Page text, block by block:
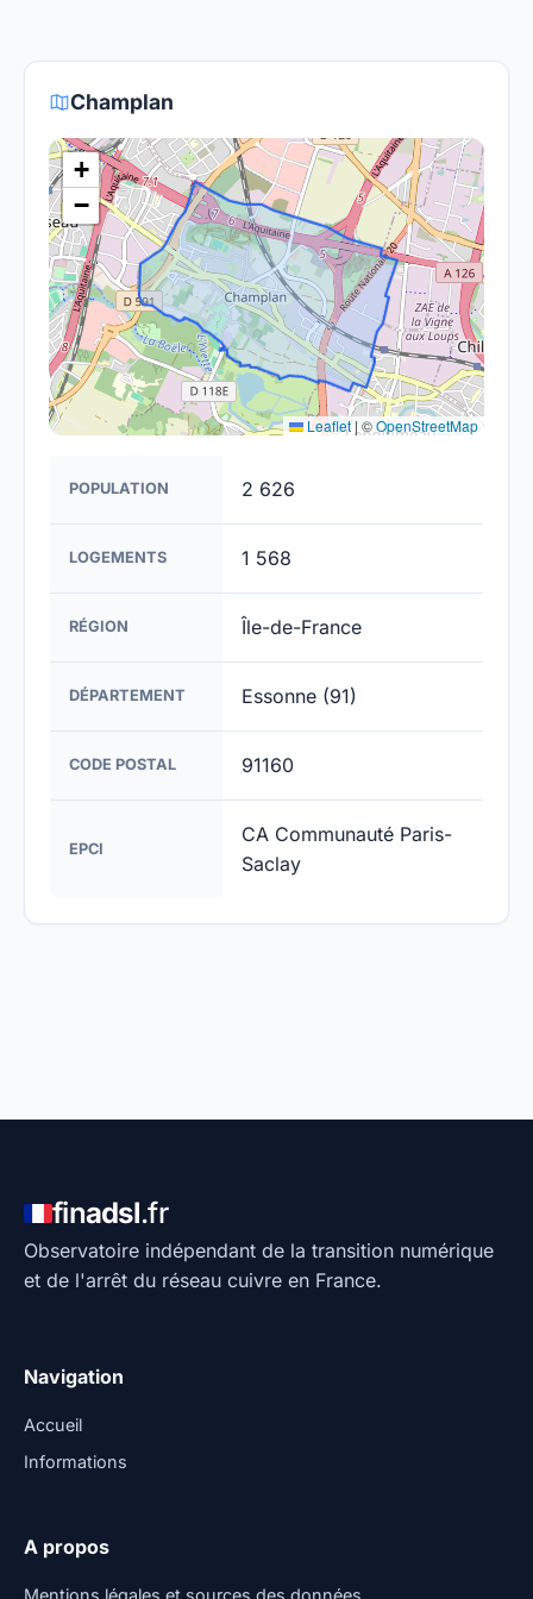
rendre la fibre optique accessible dans toute la
être plus difficiles à couvrir, l'objectif est de
fournir un accès à la fibre à la majorité des foyers
français d'ici 2030.
Champlan
+
−
Leaflet | ©OpenStreetMap
POPULATION 2 626
LOGEMENTS 1 568
RÉGION Île-de-France
DÉPARTEMENT Essonne (91)
CODE POSTAL 91160
EPCI
CA Communauté Paris-
Saclay
finadsl.fr
Observatoire indépendant de la transition numérique
et de l'arrêt du réseau cuivre en France.
Navigation
Accueil
Informations
A propos
Mentions légales et sources des données